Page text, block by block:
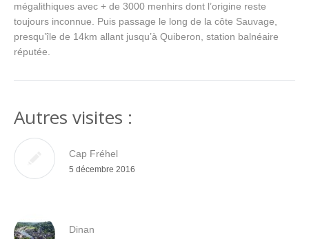
mégalithiques avec + de 3000 menhirs dont l’origine reste
toujours inconnue. Puis passage le long de la côte Sauvage,
presqu’île de 14km allant jusqu’à Quiberon, station balnéaire
réputée.
Autres visites :
Cap Fréhel
5 décembre 2016
Dinan